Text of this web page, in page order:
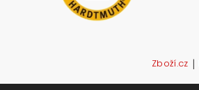
Zboží.cz |